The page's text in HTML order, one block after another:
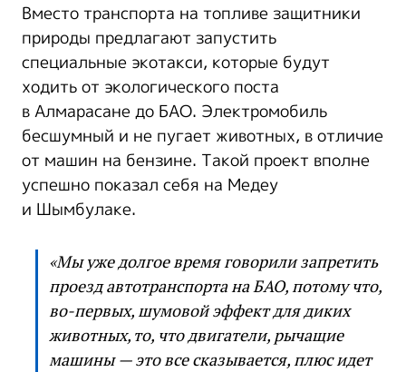
Вместо транспорта на топливе защитники
природы предлагают запустить
специальные экотакси, которые будут
ходить от экологического поста
в Алмарасане до БАО. Электромобиль
бесшумный и не пугает животных, в отличие
от машин на бензине. Такой проект вполне
успешно показал себя на Медеу
и Шымбулаке.
«Мы уже долгое время говорили запретить
проезд автотранспорта на БАО, потому что,
во-первых, шумовой эффект для диких
животных, то, что двигатели, рычащие
машины — это все сказывается, плюс идет